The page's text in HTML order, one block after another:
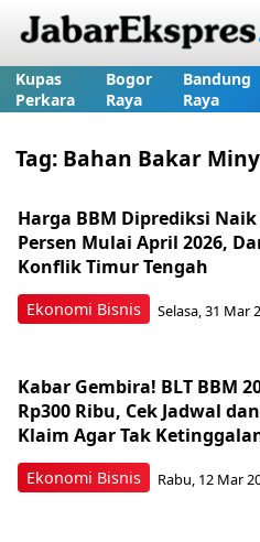
Kupas
Perkara
Bogor
Raya
Bandung
Raya
Tag: Bahan Bakar
Ekonomi Bisnis
Harga BBM Diprediksi Naik
Persen Mulai April 2026,
Konflik Timur Tengah
Selasa, 31 Mar
Ekonomi Bisnis
Kabar Gembira! BLT BBM
Rp300 Ribu, Cek Jadwal
Klaim Agar Tak
Rabu, 12 Mar